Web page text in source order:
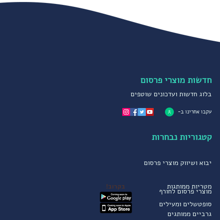
מוצרי פרסום לחורף בקרוב!
בלוג חדשות ועדכונים שוטפים
עקבו אחרינו ב-
קטגוריות נבחרות
יבוא ושיווק מוצרי פרסום
מטריות ממותגות
סופטשלים ומעילים
גרביים ממותגים
חדשות מוצרי פרסום